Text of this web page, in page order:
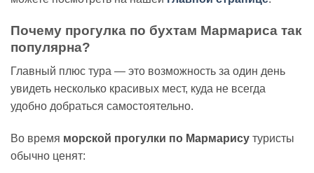
Почему прогулка по бухтам Мармариса так
популярна?
Главный плюс тура — это возможность за один день
увидеть несколько красивых мест, куда не всегда
удобно добраться самостоятельно.
Во время морской прогулки по Мармарису туристы
обычно ценят: